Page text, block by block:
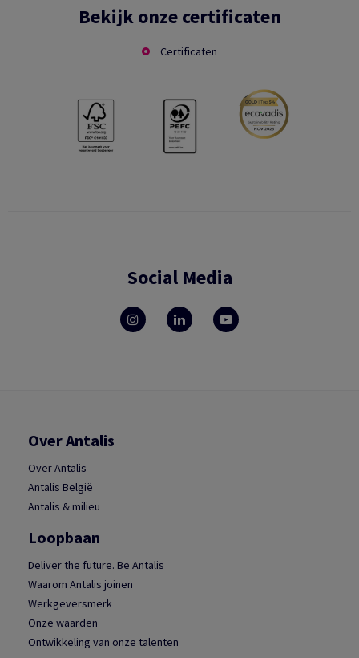
Bekijk onze certificaten
Certificaten
Social Media
Over Antalis
Over Antalis
Antalis België
Antalis & milieu
Loopbaan
Deliver the future. Be Antalis
Waarom Antalis joinen
Werkgeversmerk
Onze waarden
Ontwikkeling van onze talenten